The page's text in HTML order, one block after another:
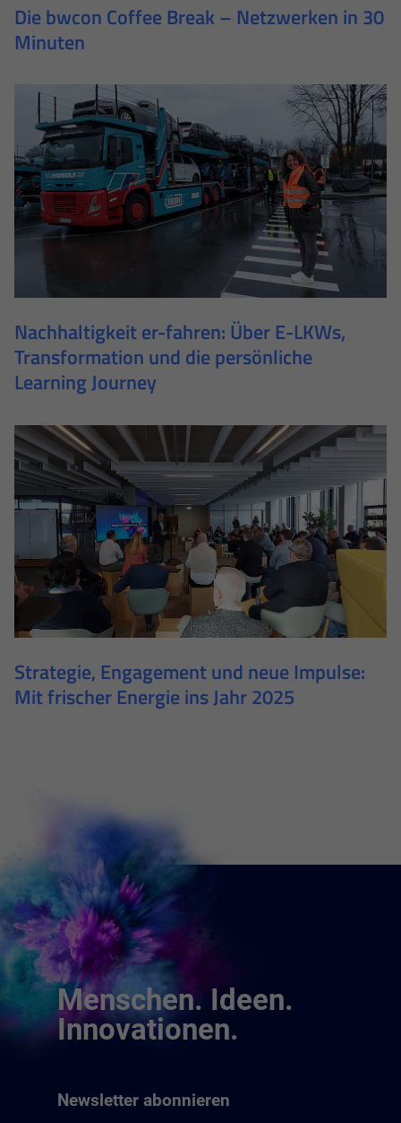
Die bwcon Coffee Break – Netzwerken in 30
Minuten
Nachhaltigkeit er-fahren: Über E-LKWs,
Transformation und die persönliche
Learning Journey
Strategie, Engagement und neue Impulse:
Mit frischer Energie ins Jahr 2025
Menschen. Ideen.
Innovationen.
Newsletter abonnieren